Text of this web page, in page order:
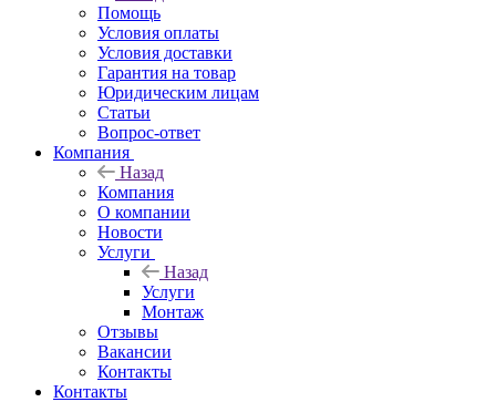
Помощь
Условия оплаты
Условия доставки
Гарантия на товар
Юридическим лицам
Статьи
Вопрос-ответ
Компания
Назад
Компания
О компании
Новости
Услуги
Назад
Услуги
Монтаж
Отзывы
Вакансии
Контакты
Контакты